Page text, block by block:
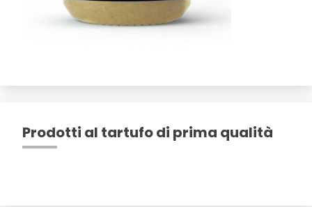
Prodotti al tartufo di prima qualità